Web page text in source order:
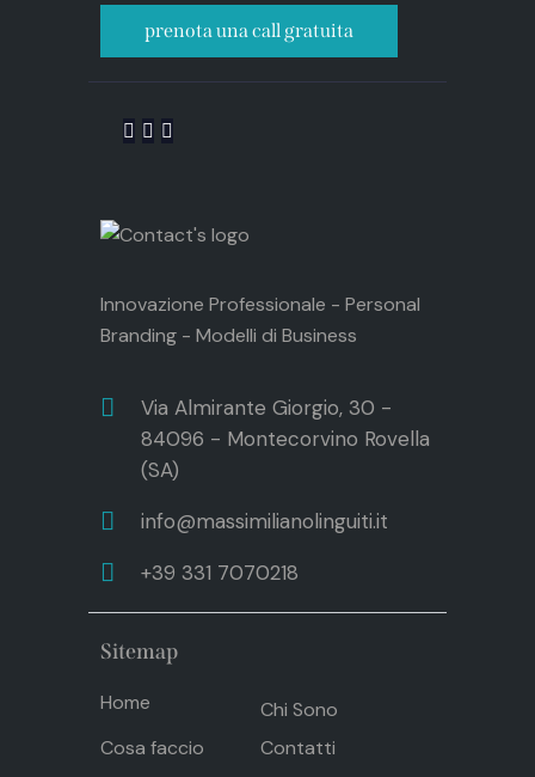
prenota una call gratuita
Innovazione Professionale - Personal
Branding - Modelli di Business
Via Almirante Giorgio, 30 -
84096 - Montecorvino Rovella
(SA)
info@massimilianolinguiti.it
+39 331 7070218
Sitemap
Home
Chi Sono
Cosa faccio
Contatti